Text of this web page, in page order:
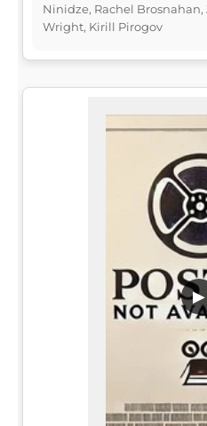
Ninidze, Rachel
Wright, Kirill Pirogov
▶